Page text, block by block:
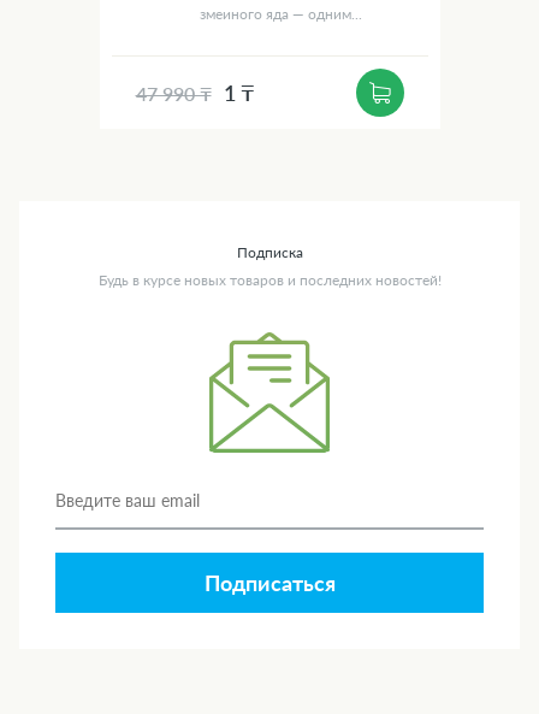
змеиного яда — одним...
47 990 ₸ 1 ₸
Подписка
Будь в курсе новых товаров и последних новостей!
Подписаться